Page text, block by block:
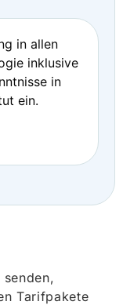
in allen
inklusive
in
ein.
Tarifpakete